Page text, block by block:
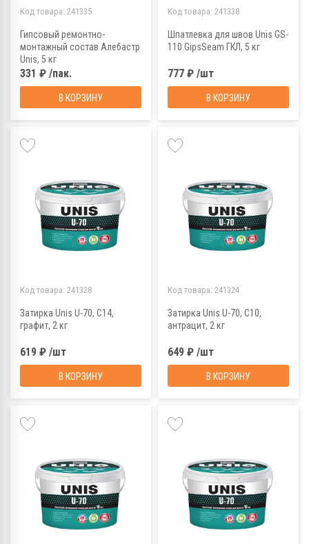
Код товара: 241335
Гипсовый ремонтно-
монтажный состав Алебастр
Unis, 5 кг
331 ₽ /пак.
В КОРЗИНУ
Код товара: 241338
Шпатлевка для швов Unis GS-
110 GipsSeam ГКЛ, 5 кг
777 ₽ /шт
В КОРЗИНУ
Код товара: 241328
Затирка Unis U-70, С14,
графит, 2 кг
619 ₽ /шт
В КОРЗИНУ
Код товара: 241324
Затирка Unis U-70, С10,
антрацит, 2 кг
649 ₽ /шт
В КОРЗИНУ